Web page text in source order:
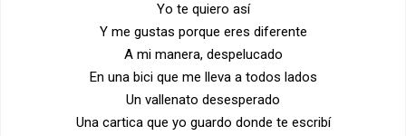
Yo te quiero así
Y me gustas porque eres diferente
A mi manera, despelucado
En una bici que me lleva a todos lados
Un vallenato desesperado
Una cartica que yo guardo donde te escribí